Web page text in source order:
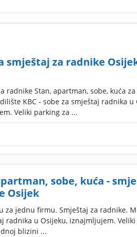
smještaj za radnike
radnike Stan, apartman, sobe, kuća
KBC - sobe za smještaj radnika u
Veliki parking za ...
sobe, kuća -
Osijek
za jednu firmu. Smještaj za radnike.
radnika u Osijeku, iznajmljujem.
blizini ...